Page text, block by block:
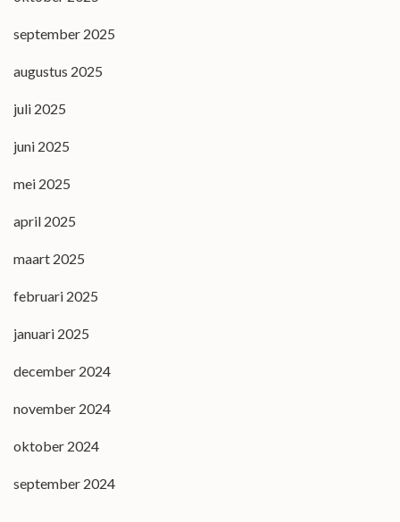
september 2025
augustus 2025
juli 2025
juni 2025
mei 2025
april 2025
maart 2025
februari 2025
januari 2025
december 2024
november 2024
oktober 2024
september 2024